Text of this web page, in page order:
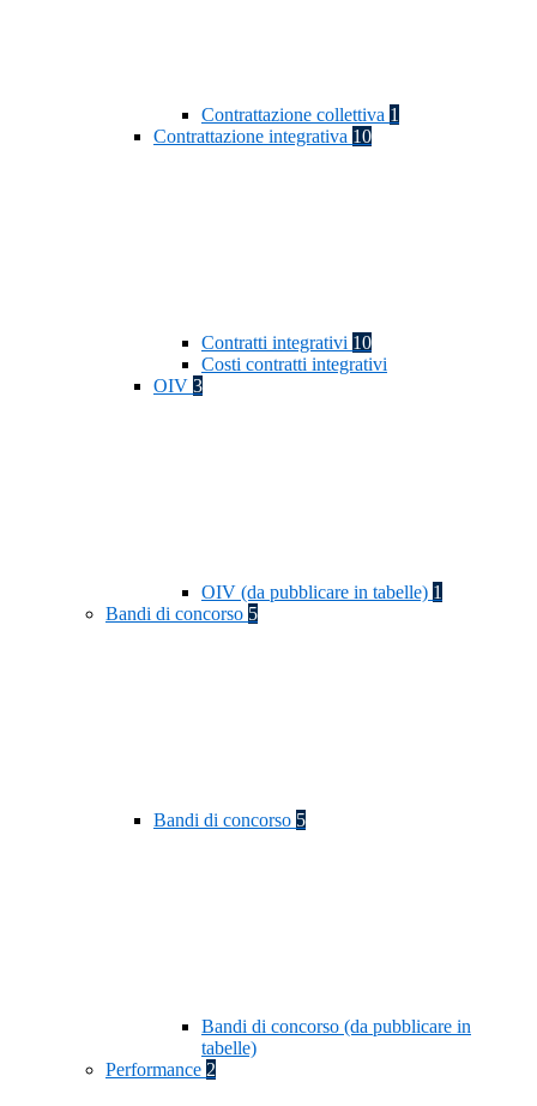
Contrattazione collettiva 1
Contrattazione integrativa 10
Contratti integrativi 10
Costi contratti integrativi
OIV 3
OIV (da pubblicare in tabelle) 1
Bandi di concorso 5
Bandi di concorso 5
Bandi di concorso (da pubblicare in
tabelle)
Performance 2